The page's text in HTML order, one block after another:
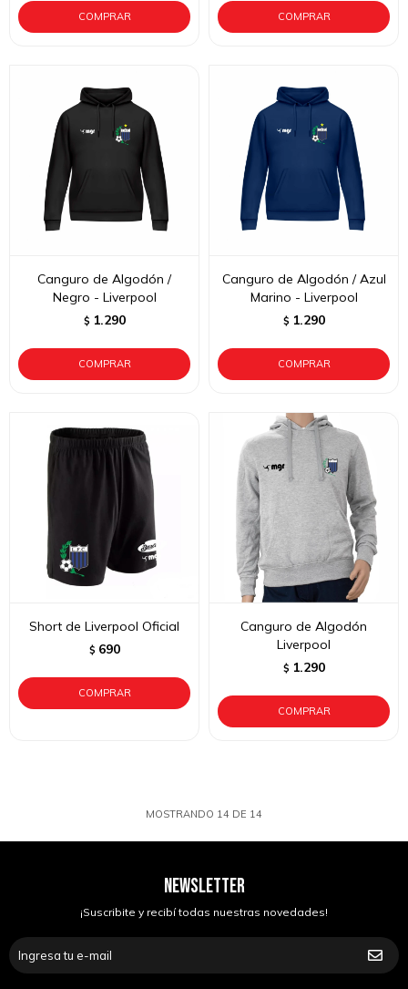
Canguro de Algodón /
Negro - Liverpool
$ 1.290
Canguro de Algodón / Azul
Marino - Liverpool
$ 1.290
Short de Liverpool Oficial
$ 690
Canguro de Algodón
Liverpool
$ 1.290
MOSTRANDO 14 DE 14
NEWSLETTER
¡Suscribite y recibí todas nuestras novedades!